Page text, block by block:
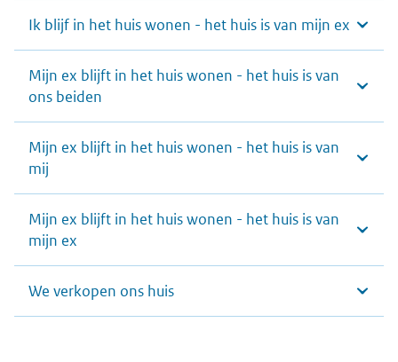
Ik blijf in het huis wonen - het huis is van mijn ex
Mijn ex blijft in het huis wonen - het huis is van
ons beiden
Mijn ex blijft in het huis wonen - het huis is van
mij
Mijn ex blijft in het huis wonen - het huis is van
mijn ex
We verkopen ons huis